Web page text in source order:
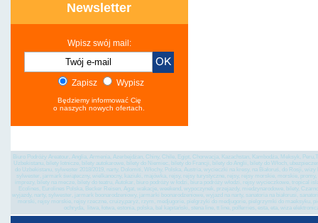
Newsletter
Wpisz swój mail:
Zapisz Wypisz
Będziemy informować Cię
o naszych nowych ofertach.
Biuro Podróży Areatour, Anglia, Armenia, Azerbejdżan, Chiny, Chile, Egipt, Chorwacja, Kazachstan, Kambodża, Meksyk,
Uzbekistanu, bilety lotnicze, bilety autokarowe, bilety do Niemiec, bilety do Francji, bilety do Anglii, bilety do Włoch,
do Uzbekistanu, sylwester 2018/2019, narty, Dolomiti, Włochy, Polska, Austria, wycieczki na kresy, na Białoruś, do Rosji,
sylwester, jarmark świąteczny, wielkanocny, kaziuki, majówka, rejsy, rejsy turystyczne, rejsy, rejsy morskie, morskie,
imprezy, bilety na mecze, bilety do teatru, Autokar, biuro podróży w łodzi, biura podróży włodzi, rejsy wycieczkowe,
Ecolines, Eurolines Polska, Becker Reisen, Agat, wakacje, weekend, wypoczynek, przejazdy, miedzynarodowe, bilety,
wyjazdy, narty, sylwester, jarmark boonarodzeniowy, jarmarki boonarodzeniowe, wyjazd na narty, sanatoria na białorusi,
morski, rejsy morskie, rejsy rzeczne, cruizy,paryż, rzym, medjugorie, pielgrzyki do medjugorie, pielgrzymki do maeksyku,
ochryda, litwa, łotwa, estonia, polska, bal kapitański, stena line, tt line, polferries, esta, eta, wiza